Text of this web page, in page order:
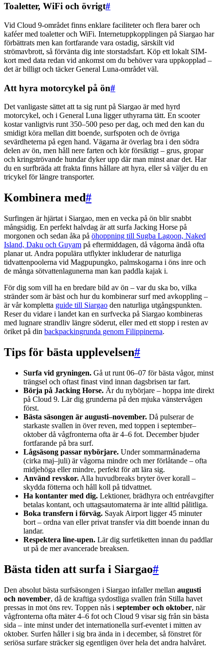
Toaletter, WiFi och övrigt#
Vid Cloud 9-området finns enklare faciliteter och flera barer och
kaféer med toaletter och WiFi. Internetuppkopplingen på Siargao har
förbättrats men kan fortfarande vara ostadig, särskilt vid
strömavbrott, så förvänta dig inte storstadsfart. Köp ett lokalt SIM-
kort med data redan vid ankomst om du behöver vara uppkopplad –
det är billigt och täcker General Luna-området väl.
Att hyra motorcykel på ön#
Det vanligaste sättet att ta sig runt på Siargao är med hyrd
motorcykel, och i General Luna ligger uthyrarna tätt. En scooter
kostar vanligtvis runt 350–500 peso per dag, och med den kan du
smidigt köra mellan ditt boende, surfspoten och de övriga
sevärdheterna på egen hand. Vägarna är överlag bra i den södra
delen av ön, men håll nere farten och kör försiktigt – grus, gropar
och kringströvande hundar dyker upp där man minst anar det. Har
du en surfbräda att frakta finns hållare att hyra, eller så väljer du en
tricykel för längre transporter.
Kombinera med#
Surfingen är hjärtat i Siargao, men en vecka på ön blir snabbt
mångsidig. En perfekt halvdag är att surfa Jacking Horse på
morgonen och sedan åka på öhoppning till Sugba Lagoon, Naked
Island, Daku och Guyam på eftermiddagen, då vågorna ändå ofta
planar ut. Andra populära utflykter inkluderar de naturliga
tidvattenpoolerna vid Magpupungko, palmskogarna i öns inre och
de många sötvattenlagunerna man kan paddla kajak i.
För dig som vill ha en bredare bild av ön – var du ska bo, vilka
stränder som är bäst och hur du kombinerar surf med avkoppling –
är vår kompletta guide till Siargao den naturliga utgångspunkten.
Reser du vidare i landet kan en surfvecka på Siargao kombineras
med lugnare strandliv längre söderut, eller med ett stopp i resten av
öriket på din backpackingrunda genom Filippinerna.
Tips för bästa upplevelsen#
Surfa vid gryningen. Gå ut runt 06–07 för bästa vågor, minst
trängsel och oftast finast vind innan dagsbrisen tar fart.
Börja på Jacking Horse. Är du nybörjare – hoppa inte direkt
på Cloud 9. Lär dig grunderna på den mjuka vänstervågen
först.
Bästa säsongen är augusti–november. Då pulserar de
starkaste svallen in över reven, med toppen i september–
oktober då vågfronterna ofta är 4–6 fot. December bjuder
fortfarande på bra surf.
Lågsäsong passar nybörjare. Under sommarmånaderna
(cirka maj–juli) är vågorna mindre och mer förlåtande – ofta
midjehöga eller mindre, perfekt för att lära sig.
Använd revskor. Alla huvudbreaks bryter över korall –
skydda fötterna och håll koll på tidvattnet.
Ha kontanter med dig. Lektioner, brädhyra och entréavgifter
betalas kontant, och uttagsautomaterna är inte alltid pålitliga.
Boka transfern i förväg. Sayak Airport ligger 45 minuter
bort – ordna van eller privat transfer via ditt boende innan du
landar.
Respektera line-upen. Lär dig surfetiketten innan du paddlar
ut på de mer avancerade breaksen.
Bästa tiden att surfa i Siargao#
Den absolut bästa surfsäsongen i Siargao infaller mellan augusti
och november, då de kraftiga sydostliga svallen från Stilla havet
pressas in mot öns rev. Toppen nås i september och oktober, när
vågfronterna ofta mäter 4–6 fot och Cloud 9 visar sig från sin bästa
sida – inte minst under det internationella surf-eventet i mitten av
oktober. Surfen håller i sig bra ända in i december, så fönstret för
seriösa surfare sträcker sig egentligen över hela det andra halvåret.